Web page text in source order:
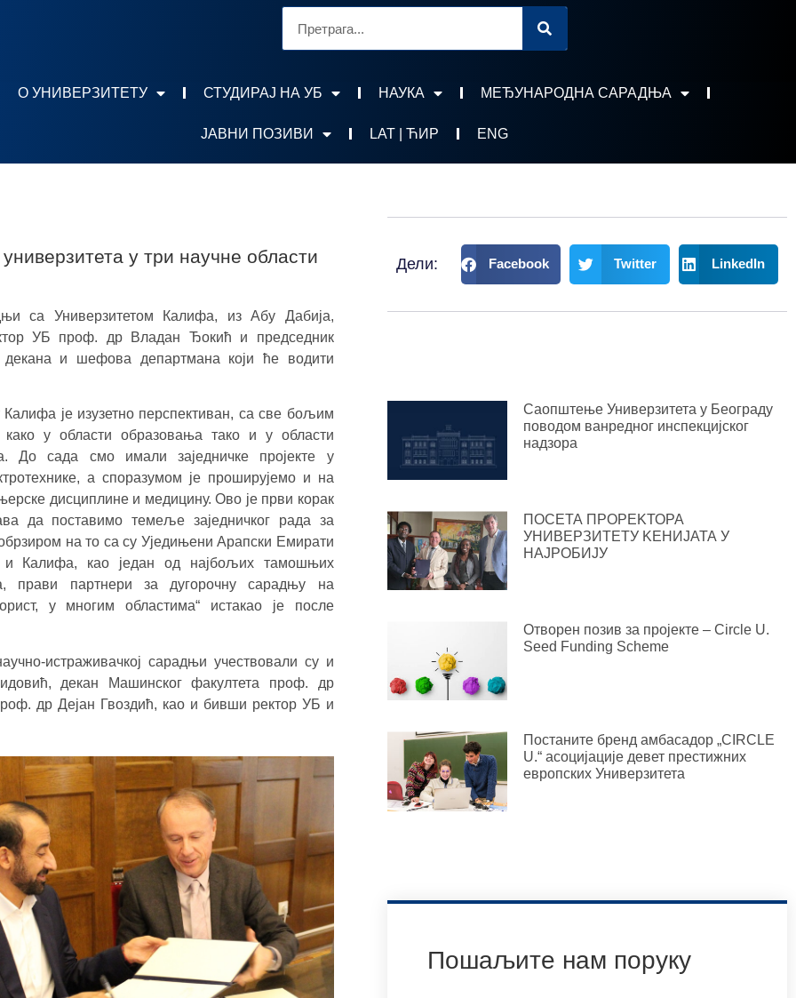
О УНИВЕРЗИТЕТУ СТУДИРАЈ НА УБ НАУКА МЕЂУНАРОДНА САРАДЊА
ЈАВНИ ПОЗИВИ LAT | ЋИР ENG
у три научне области
са Универзитетом Калифа, из Абу Дабија,
УБ проф. др Владан Ђокић и председник
и шефова департмана који ће водити
Калифа је изузетно перспективан, са све бољим
како у области образовања тако и у области
До сада смо имали заједничке пројекте у
а споразумом је проширујемо и на
дисциплине и медицину. Ово је први корак
да поставимо темеље заједничког рада за
на то са су Уједињени Арапски Емирати
Калифа, као један од најбољих тамошњих
прави партнери за дугорочну сарадњу на
у многим областима“ истакао је после
истраживачкој сарадњи учествовали су и
декан Машинског факултета проф. др
др Дејан Гвоздић, као и бивши ректор УБ и
Дели: Facebook Twitter LinkedIn
Саопштење Универзитета у Београду
поводом ванредног инспекцијског
надзора
ПОСЕТА ПРОРЕKТОРА
УНИВЕРЗИТЕТУ KЕНИЈАТА У
НАЈРОБИЈУ
Отворен позив за пројекте – Circle U.
Seed Funding Scheme
Постаните бренд амбасадор „CIRCLE
U.“ асоцијације девет престижних
европских Универзитета
Пошаљите нам поруку